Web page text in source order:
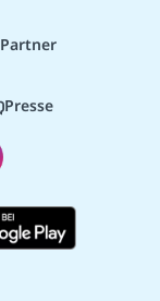
Partner
Presse